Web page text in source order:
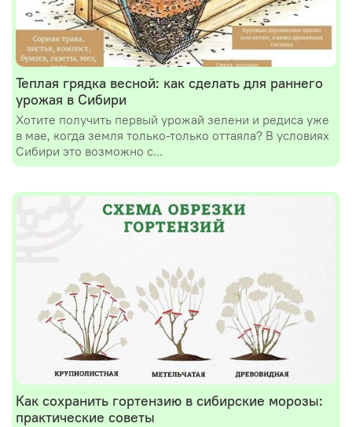
Теплая грядка весной: как сделать для раннего
урожая в Сибири
Хотите получить первый урожай зелени и редиса уже
в мае, когда земля только-только оттаяла? В условиях
Сибири это возможно с...
Как сохранить гортензию в сибирские морозы:
практические советы